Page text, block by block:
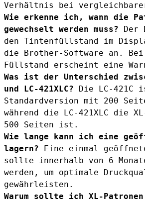
Verhältnis bei
Wie erkenne ich, wann die
gewechselt werden muss? Der
den Tintenfüllstand im
die Brother-Software an. Bei
Füllstand erscheint eine
Was ist der Unterschied
und LC-421XLC? Die LC-421C
Standardversion mit 200
während die LC-421XLC die
500 Seiten ist.
Wie lange kann ich eine
lagern? Eine einmal
sollte innerhalb von 6
werden, um optimale
gewährleisten.
Warum sollte ich XL-Patronen